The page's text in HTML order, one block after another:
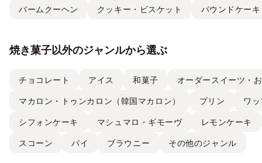
バームクーヘン クッキー・ビスケット パウンドケーキ
焼き菓子以外のジャンルから選ぶ
チョコレート アイス 和菓子 オーダースイーツ・
マカロン・トゥンカロン（韓国マカロン） プリン ワ
シフォンケーキ マシュマロ・ギモーヴ レモンケーキ
スコーン パイ ブラウニー その他のジャンル